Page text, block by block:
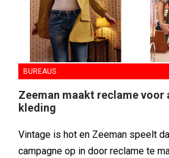
BUREAUS
Zeeman maakt reclame voor
kleding
Vintage is hot en Zeeman speelt
campagne op in door reclame te